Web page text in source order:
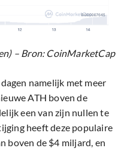
– Bron: CoinMarketCap
namelijk met meer
ATH boven de
een van zijn nullen te
heeft deze populaire
boven de $4 miljard, en